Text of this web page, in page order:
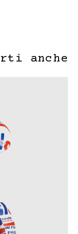
anche